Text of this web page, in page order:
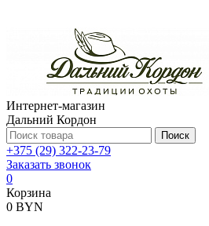
Интернет-магазин
Дальний Кордон
Поиск
+375 (29) 322-23-79
Заказать звонок
0
Корзина
0 BYN